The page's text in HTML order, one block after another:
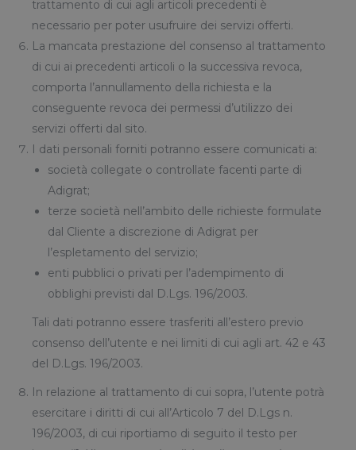
trattamento di cui agli articoli precedenti è
necessario per poter usufruire dei servizi offerti.
La mancata prestazione del consenso al trattamento
di cui ai precedenti articoli o la successiva revoca,
comporta l’annullamento della richiesta e la
conseguente revoca dei permessi d’utilizzo dei
servizi offerti dal sito.
I dati personali forniti potranno essere comunicati a:
società collegate o controllate facenti parte di
Adigrat;
terze società nell’ambito delle richieste formulate
dal Cliente a discrezione di Adigrat per
l’espletamento del servizio;
enti pubblici o privati per l’adempimento di
obblighi previsti dal D.Lgs. 196/2003.
Tali dati potranno essere trasferiti all’estero previo
consenso dell’utente e nei limiti di cui agli art. 42 e 43
del D.Lgs. 196/2003.
In relazione al trattamento di cui sopra, l’utente potrà
esercitare i diritti di cui all’Articolo 7 del D.Lgs n.
196/2003, di cui riportiamo di seguito il testo per